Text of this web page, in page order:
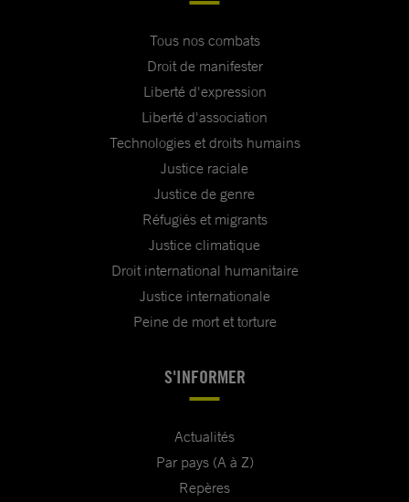
Tous nos combats
Droit de manifester
Liberté d'expression
Liberté d'association
Technologies et droits humains
Justice raciale
Justice de genre
Réfugiés et migrants
Justice climatique
Droit international humanitaire
Justice internationale
Peine de mort et torture
S'INFORMER
Actualités
Par pays (A à Z)
Repères